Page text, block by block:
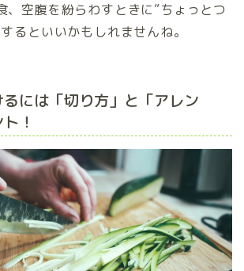
、空腹を紛らわすときに”ちょっとつ
るといいかもしれませんね。
には「切り方」と「アレン
！